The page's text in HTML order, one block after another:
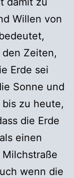
Willen von
Zeiten,
Erde sei
Sonne und
zu heute,
die Erde
einen
wenn die